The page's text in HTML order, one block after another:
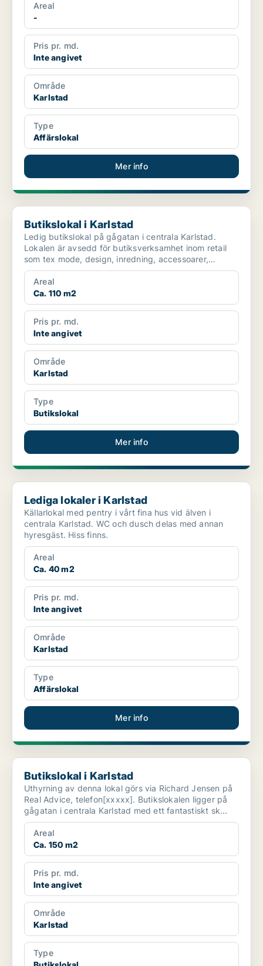
Areal
-
Pris pr. md.
Inte angivet
Område
Karlstad
Type
Affärslokal
Mer info
Butikslokal i Karlstad
Butikslokal i Karlstad
Ledig butikslokal på gågatan i centrala Karlstad.
Lokalen är avsedd för butiksverksamhet inom retail
som tex mode, design, inredning, accessoarer,
smycken ,...
Areal
Ca. 110 m2
Pris pr. md.
Inte angivet
Område
Karlstad
Type
Butikslokal
Mer info
Lediga lokaler i Karlstad
Lediga lokaler i Karlstad
Källarlokal med pentry i vårt fina hus vid älven i
centrala Karlstad. WC och dusch delas med annan
hyresgäst. Hiss finns.
Areal
Ca. 40 m2
Pris pr. md.
Inte angivet
Område
Karlstad
Type
Affärslokal
Mer info
Butikslokal i Karlstad
Butikslokal i Karlstad
Uthyrning av denna lokal görs via Richard Jensen på
Real Advice, telefon[xxxxx]. Butikslokalen ligger på
gågatan i centrala Karlstad med ett fantastiskt sk...
Areal
Ca. 150 m2
Pris pr. md.
Inte angivet
Område
Karlstad
Type